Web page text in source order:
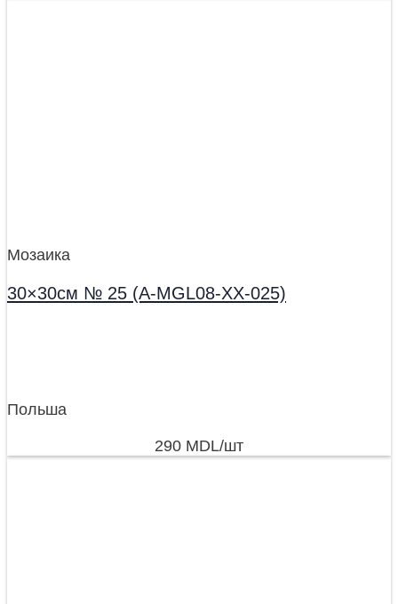
Мозаика
30×30см № 25 (A-MGL08-XX-025)
Польша
290 MDL/шт